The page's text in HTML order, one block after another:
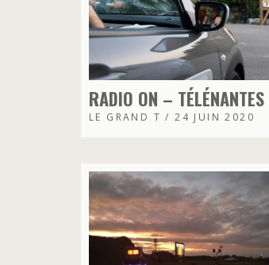
RADIO ON – TÉLÉNANTES
LE GRAND T / 24 JUIN 2020